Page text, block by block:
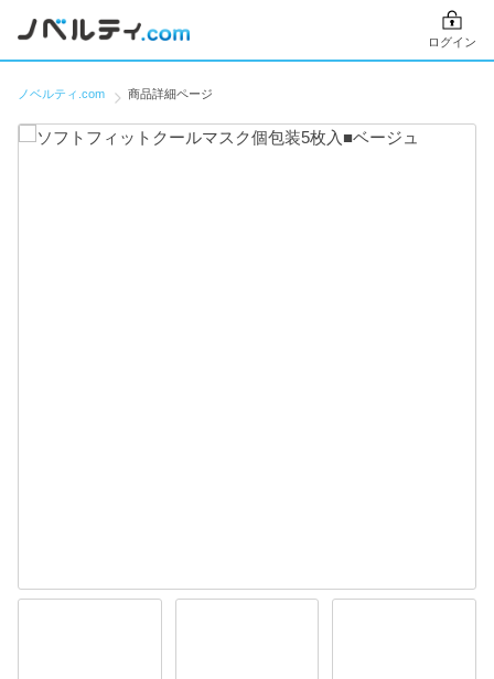
ログイン
ノベルティ.com 商品詳細ページ